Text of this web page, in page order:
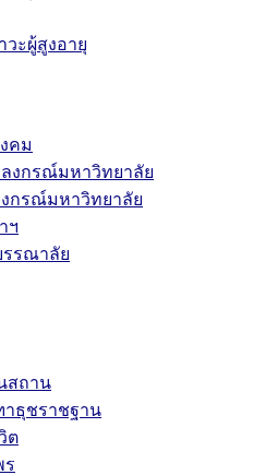
วะผู้สูงอายุ
คม
งกรณ์มหาวิทยาลัย
กรณ์มหาวิทยาลัย
ฯ
รณาลัย
ถาน
ธุชราชฐาน
ต